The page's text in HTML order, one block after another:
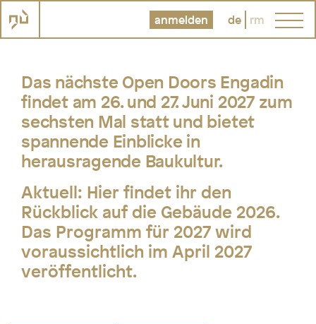
anmelden de rm
Das nächste Open Doors Engadin
findet am 26. und 27. Juni 2027 zum
sechsten Mal statt und bietet
spannende Einblicke in
herausragende Baukultur.
Aktuell: Hier findet ihr den
Rückblick auf die Gebäude 2026.
Das Programm für 2027 wird
voraussichtlich im April 2027
veröffentlicht.